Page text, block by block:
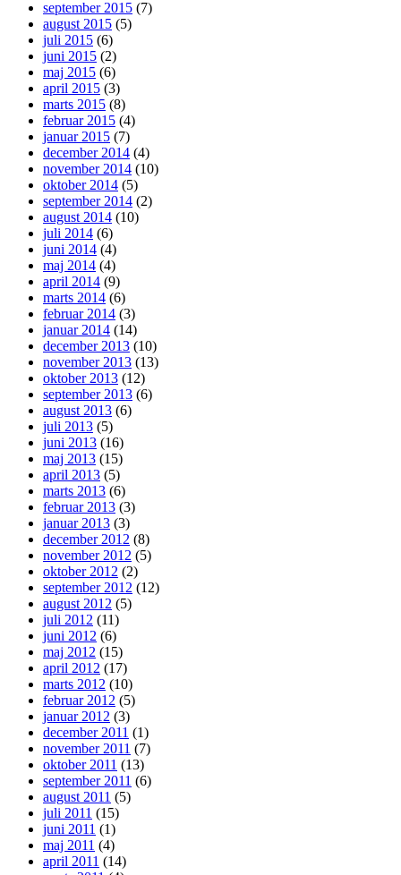
september 2015 (7)
august 2015 (5)
juli 2015 (6)
juni 2015 (2)
maj 2015 (6)
april 2015 (3)
marts 2015 (8)
februar 2015 (4)
januar 2015 (7)
december 2014 (4)
november 2014 (10)
oktober 2014 (5)
september 2014 (2)
august 2014 (10)
juli 2014 (6)
juni 2014 (4)
maj 2014 (4)
april 2014 (9)
marts 2014 (6)
februar 2014 (3)
januar 2014 (14)
december 2013 (10)
november 2013 (13)
oktober 2013 (12)
september 2013 (6)
august 2013 (6)
juli 2013 (5)
juni 2013 (16)
maj 2013 (15)
april 2013 (5)
marts 2013 (6)
februar 2013 (3)
januar 2013 (3)
december 2012 (8)
november 2012 (5)
oktober 2012 (2)
september 2012 (12)
august 2012 (5)
juli 2012 (11)
juni 2012 (6)
maj 2012 (15)
april 2012 (17)
marts 2012 (10)
februar 2012 (5)
januar 2012 (3)
december 2011 (1)
november 2011 (7)
oktober 2011 (13)
september 2011 (6)
august 2011 (5)
juli 2011 (15)
juni 2011 (1)
maj 2011 (4)
april 2011 (14)